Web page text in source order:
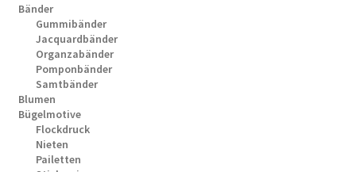
Bänder
Gummibänder
Jacquardbänder
Organzabänder
Pomponbänder
Samtbänder
Blumen
Bügelmotive
Flockdruck
Nieten
Pailetten